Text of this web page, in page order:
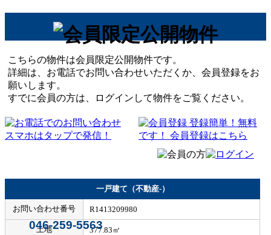
こちらの物件は会員限定公開物件です。
詳細は、お電話でお問い合わせいただくか、会員登録をお
願いします。
すでに会員の方は、ログインして物件をご覧ください。
046-259-5563
一戸建て（不動産-）
お問い合わせ番号 R1413209980
土地 377.83㎡